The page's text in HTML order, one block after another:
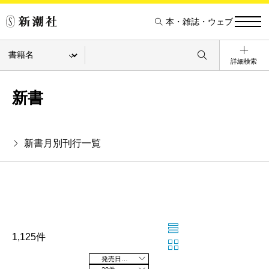
本・雑誌・ウェブ
詳細検索
新書
新書月別刊行一覧
1,125件